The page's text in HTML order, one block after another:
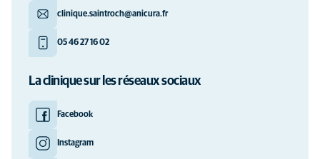
clinique.saintroch@anicura.fr
05 46 27 16 02
La clinique sur les réseaux sociaux
Facebook
Instagram